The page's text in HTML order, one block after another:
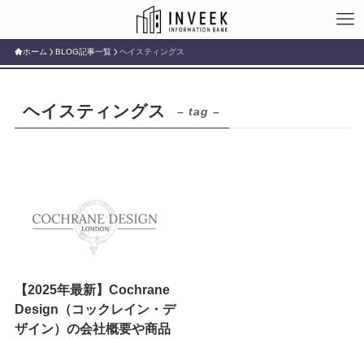
ホーム BLOG記事一覧 ヘイスティングス
ヘイスティングス – tag –
【2025年最新】Cochrane
Design（コックレイン・デ
ザイン）の会社概要や商品